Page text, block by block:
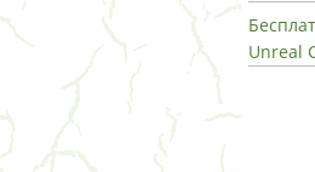
Unreal